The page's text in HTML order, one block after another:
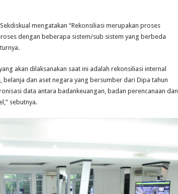
mengatakan “Rekonsiliasi merupakan proses
dengan beberapa sistem/sub sistem yang berbeda
akan dilaksanakan saat ini adalah rekonsiliasi internal
dan aset negara yang bersumber dari Dipa tahun
data antara badankeuangan, badan perencanaan dan
sebutnya.